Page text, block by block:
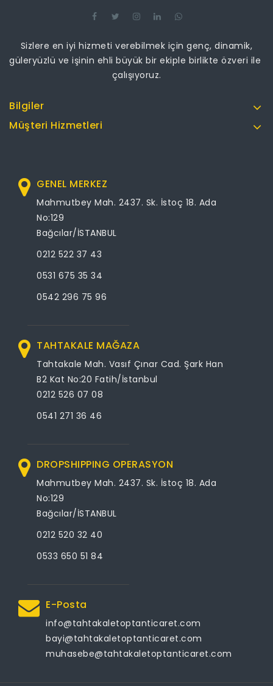
Sizlere en iyi hizmeti verebilmek için genç, dinamik,
güleryüzlü ve işinin ehli büyük bir ekiple birlikte özveri ile
çalışıyoruz.
Bilgiler
Müşteri Hizmetleri
GENEL MERKEZ
Mahmutbey Mah. 2437. Sk. İstoç 18. Ada
No:129
Bağcılar/İSTANBUL
0212 522 37 43
0531 675 35 34
0542 296 75 96
TAHTAKALE MAĞAZA
Tahtakale Mah. Vasıf Çınar Cad. Şark Han
B2 Kat No:20 Fatih/İstanbul
0212 526 07 08
0541 271 36 46
DROPSHIPPING OPERASYON
Mahmutbey Mah. 2437. Sk. İstoç 18. Ada
No:129
Bağcılar/İSTANBUL
0212 520 32 40
0533 650 51 84
E-Posta
info@tahtakaletoptanticaret.com
bayi@tahtakaletoptanticaret.com
muhasebe@tahtakaletoptanticaret.com